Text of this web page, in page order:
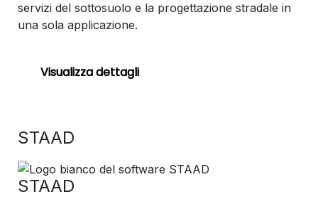
servizi del sottosuolo e la progettazione stradale in
una sola applicazione.
Visualizza dettagli
STAAD
STAAD